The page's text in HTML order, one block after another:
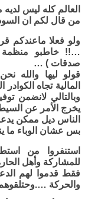
العالم كله ليس
من قال لكم ان
ولو فعلا ماعندكم
…!! خاطبو منظمة
صدقات ) …
قولو ليها والله
المالية تجاه
وبالتالي لانضمن
يخرج الأمر عن
الناس ديل ممكن
بس عشان الوباء ما
استنفروا من
للمشاركة وأهل
فقط قدموا لهم
والحركة